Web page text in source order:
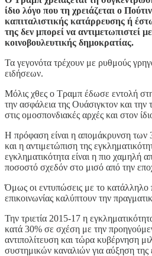
ίδιο λόγο που τη χρειάζεται ο
καπιταλιστικής κατάρρευσης ή
της δεν μπορεί να αντιμετωπιστεί
κοινοβουλευτικής δημοκρατίας.
Τα γεγονότα τρέχουν με ρυθμούς
ειδήσεων.
Μόλις χθες ο Τραμπ έδωσε εντολή
την ασφάλεια της Ουάσιγκτον και την
στις ομοσπονδιακές αρχές και στον
Η πρόφαση είναι η απομάκρυνση των
και η αντιμετώπιση της
εγκληματικότητα είναι η πιο χαμηλή
ποσοστό σχεδόν στο μισό από την
Όμως οι εντυπώσεις με το
επικοινωνίας καλύπτουν την
Την τριετία 2015-17 η
κατά 30% σε σχέση με την
αντιπολίτευση και τώρα κυβέρνηση
συστημικών καναλιών για αύξηση της